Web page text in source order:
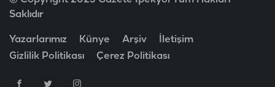
Saklıdır
Yazarlarımız Künye Arşiv
İletişim
Gizlilik Politikası
Çerez Politikası